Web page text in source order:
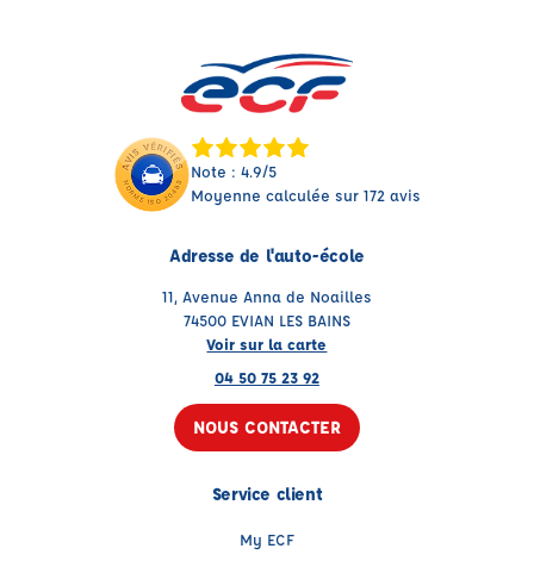
Note : 4.9/5
Moyenne calculée sur 172 avis
Adresse de l'auto-école
11, Avenue Anna de Noailles
74500 EVIAN LES BAINS
Voir sur la carte
04 50 75 23 92
NOUS CONTACTER
Service client
My ECF